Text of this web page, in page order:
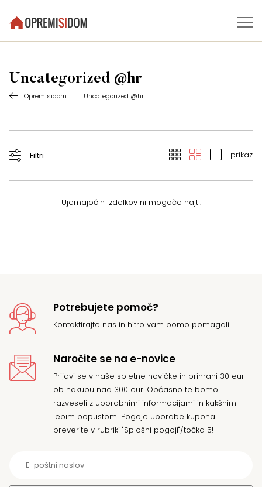
Uncategorized @hr
Opremisidom | Uncategorized @hr
Ujemajočih izdelkov ni mogoče najti.
Filtri prikaz
Potrebujete pomoč?
Kontaktirajte nas in hitro vam bomo pomagali.
Naročite se na e-novice
Prijavi se v naše spletne novičke in prihrani 30 eur
ob nakupu nad 300 eur. Občasno te bomo
razveseli z uporabnimi informacijami in kakšnim
lepim popustom! Pogoje uporabe kupona
preverite v rubriki "Splošni pogoji"/točka 5!